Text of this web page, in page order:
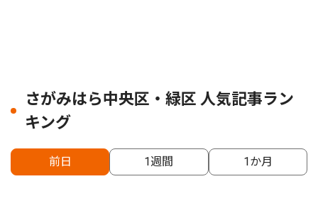
さがみはら中央区・緑区 人気記事ラン
キング
前日 1週間 1か月